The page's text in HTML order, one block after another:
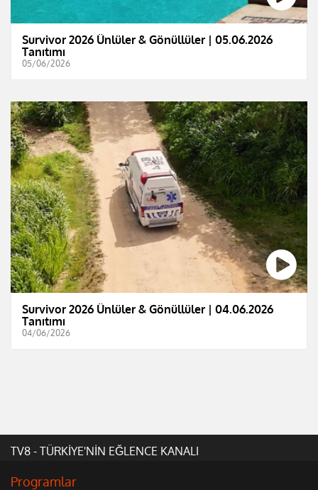
Survivor 2026 Ünlüler & Gönüllüler | 05.06.2026
Tanıtımı
05/06/2026
Survivor 2026 Ünlüler & Gönüllüler | 04.06.2026
Tanıtımı
04/06/2026
TV8 - TÜRKİYE'NİN EĞLENCE KANALI
Programlar